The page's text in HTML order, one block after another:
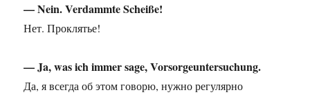
— Nein. Verdammte Scheiße!
Нет. Проклятье!
— Ja, was ich immer sage, Vorsorgeuntersuchung.
Да, я всегда об этом говорю, нужно регулярно